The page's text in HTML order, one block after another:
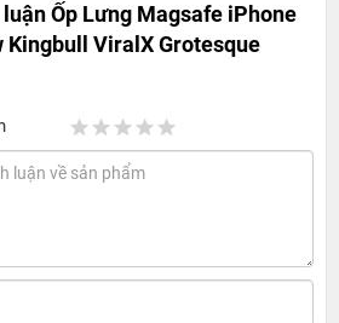
luậnỐp Lưng Magsafe iPhone
Kingbull ViralX Grotesque